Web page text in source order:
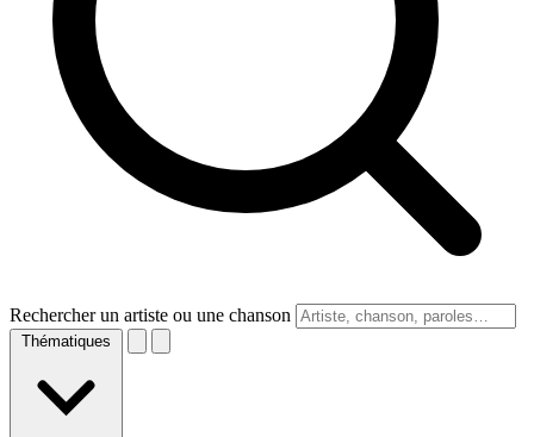
Rechercher un artiste ou une chanson
Thématiques